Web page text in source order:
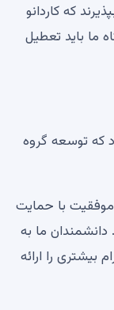
که کاردانو
ما باید تعطیل
که توسعه گروه
موفقیت با حمایت
ما به
را ارائه